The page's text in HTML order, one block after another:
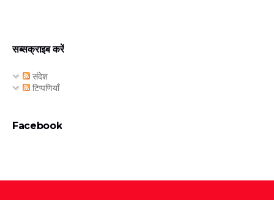
सब्सक्राइब करें
संदेश
टिप्पणियाँ
Facebook